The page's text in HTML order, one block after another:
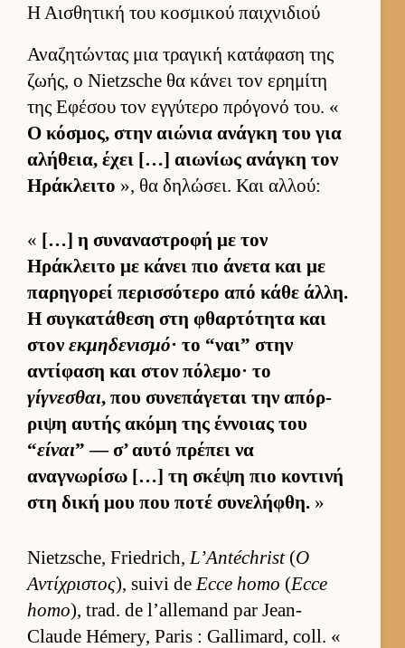
Η Αισθητική του κοσμικού παιχνιδιού
Αναζητώντας μια τραγική κατάφαση της
ζωής, ο Nietzsche θα κάνει τον ερημίτη
της Εφέσου τον εγ­γύτερο πρόγονό του. «
Ο κόσμος, στην αιώνια ανάγκη του για
αλήθεια, έχει […] αιω­νίως ανάγκη τον
Ηράκλειτο », θα δηλώσει. Και αλ­λού:
« […] η συναναστροφή με τον
Ηράκλειτο με κάνει πιο άνετα και με
παρηγορεί περισ­σότερο από κάθε άλ­λη.
Η συγκατάθεση στη φθαρ­τότητα και
στον εκμηδενισμό· το “ναι” στην
αντίφαση και στον πόλεμο· το
γίγνεσθαι, που συνεπάγεται την απόρ­
ριψη αυ­τής ακόμη της έν­νοιας του
“είναι” — σ’ αυτό πρέπει να
αναγνωρίσω […] τη σκέψη πιο κοντινή
στη δική μου που ποτέ συνελήφθη. »
Nietzsche, Friedrich,L’Antéchrist(Ο
Αντίχριστος), suivi deEcce homo (Ecce
homo), trad. de l’allemand par Jean-
Claude Hémery, Paris : Gallimard, coll. «